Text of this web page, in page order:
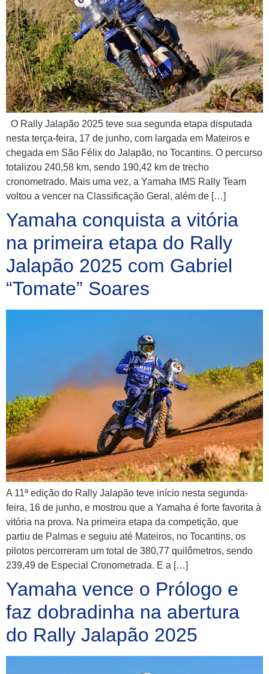
O Rally Jalapão 2025 teve sua segunda etapa disputada
nesta terça-feira, 17 de junho, com largada em Mateiros e
chegada em São Félix do Jalapão, no Tocantins. O percurso
totalizou 240,58 km, sendo 190,42 km de trecho
cronometrado. Mais uma vez, a Yamaha IMS Rally Team
voltou a vencer na Classificação Geral, além de […]
Yamaha conquista a vitória
na primeira etapa do Rally
Jalapão 2025 com Gabriel
“Tomate” Soares
A 11ª edição do Rally Jalapão teve início nesta segunda-
feira, 16 de junho, e mostrou que a Yamaha é forte favorita à
vitória na prova. Na primeira etapa da competição, que
partiu de Palmas e seguiu até Mateiros, no Tocantins, os
pilotos percorreram um total de 380,77 quilômetros, sendo
239,49 de Especial Cronometrada. E a […]
Yamaha vence o Prólogo e
faz dobradinha na abertura
do Rally Jalapão 2025